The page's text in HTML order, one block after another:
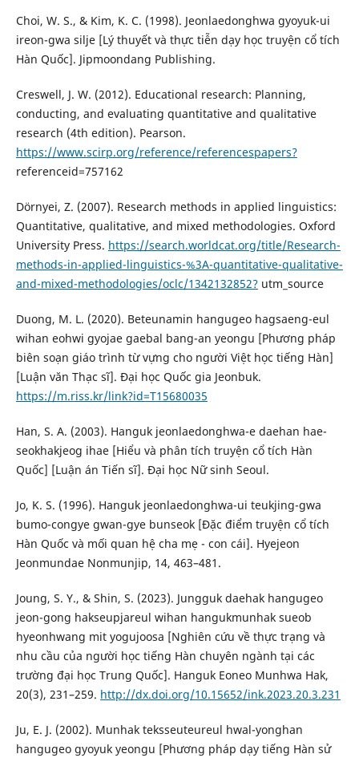
Choi, W. S., & Kim, K. C. (1998). Jeonlaedonghwa gyoyuk-ui
ireon-gwa silje [Lý thuyết và thực tiễn dạy học truyện cổ tích
Hàn Quốc]. Jipmoondang Publishing.
Creswell, J. W. (2012). Educational research: Planning,
conducting, and evaluating quantitative and qualitative
research (4th edition). Pearson.
https://www.scirp.org/reference/referencespapers?
referenceid=757162
Dörnyei, Z. (2007). Research methods in applied linguistics:
Quantitative, qualitative, and mixed methodologies. Oxford
University Press. https://search.worldcat.org/title/Research-
methods-in-applied-linguistics-%3A-quantitative-qualitative-
and-mixed-methodologies/oclc/1342132852?utm_source
Duong, M. L. (2020). Beteunamin hangugeo hagsaeng-eul
wihan eohwi gyojae gaebal bang-an yeongu [Phương pháp
biên soạn giáo trình từ vựng cho người Việt học tiếng Hàn]
[Luận văn Thạc sĩ]. Đại học Quốc gia Jeonbuk.
https://m.riss.kr/link?id=T15680035
Han, S. A. (2003). Hanguk jeonlaedonghwa-e daehan hae-
seokhakjeog ihae [Hiểu và phân tích truyện cổ tích Hàn
Quốc] [Luận án Tiến sĩ]. Đại học Nữ sinh Seoul.
Jo, K. S. (1996). Hanguk jeonlaedonghwa-ui teukjing-gwa
bumo-congye gwan-gye bunseok [Đặc điểm truyện cổ tích
Hàn Quốc và mối quan hệ cha mẹ - con cái]. Hyejeon
Jeonmundae Nonmunjip, 14, 463–481.
Joung, S. Y., & Shin, S. (2023). Jungguk daehak hangugeo
jeon-gong hakseupjareul wihan hangukmunhak sueob
hyeonhwang mit yogujoosa [Nghiên cứu về thực trạng và
nhu cầu của người học tiếng Hàn chuyên ngành tại các
trường đại học Trung Quốc]. Hanguk Eoneo Munhwa Hak,
20(3), 231–259. http://dx.doi.org/10.15652/ink.2023.20.3.231
Ju, E. J. (2002). Munhak teksseuteureul hwal-yonghan
hangugeo gyoyuk yeongu [Phương pháp dạy tiếng Hàn sử